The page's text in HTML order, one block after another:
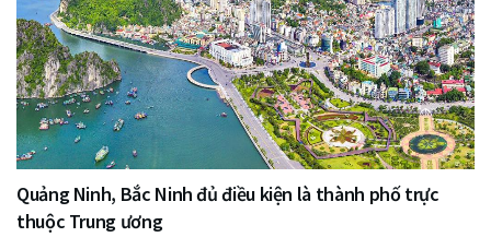
Quảng Ninh, Bắc Ninh đủ điều kiện là thành phố trực
thuộc Trung ương